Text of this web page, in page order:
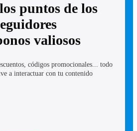
puntos de los
valiosos
códigos promocionales... todo
a interactuar con tu contenido